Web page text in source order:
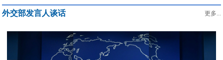
外交部发言人谈话 更多...